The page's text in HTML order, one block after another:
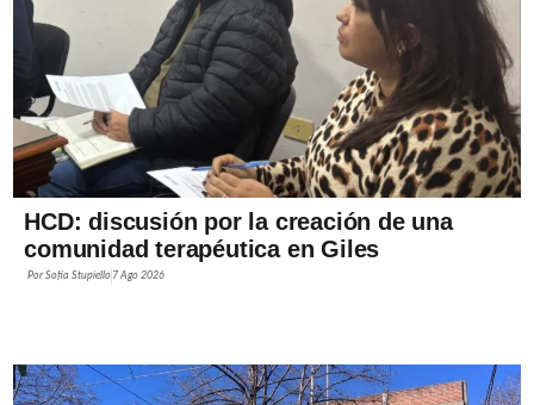
HCD: discusión por la creación de una
comunidad terapéutica en Giles
PorSofía Stupiello 7 Ago 2026